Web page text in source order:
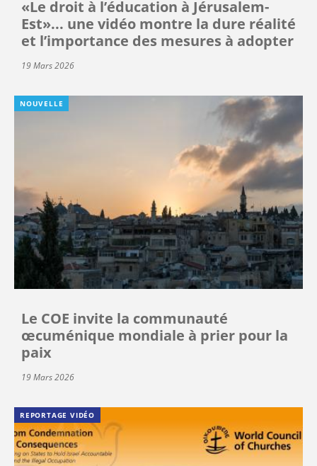
«Le droit à l’éducation à Jérusalem-
Est»... une vidéo montre la dure réalité
et l’importance des mesures à adopter
19 Mars 2026
NOUVELLE
Le COE invite la communauté
œcuménique mondiale à prier pour la
paix
19 Mars 2026
REPORTAGE VIDÉO